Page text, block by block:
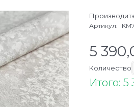
Артикул:
5
Количество
Итого: 5